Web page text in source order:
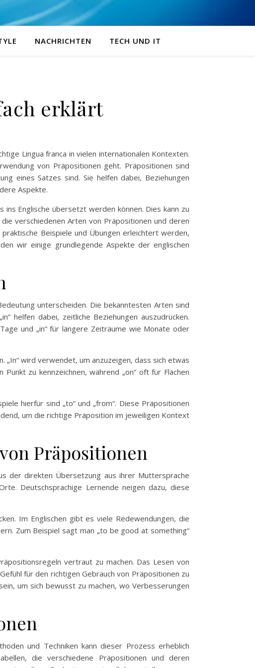
NACHRICHTEN TECH UND IT
erklärt
Lingua franca in vielen internationalen Kontexten.
von Präpositionen geht. Präpositionen sind
eines Satzes sind. Sie helfen dabei, Beziehungen
Aspekte.
Englische übersetzt werden können. Dies kann zu
verschiedenen Arten von Präpositionen und deren
Beispiele und Übungen erleichtert werden,
wir einige grundlegende Aspekte der englischen
unterscheiden. Die bekanntesten Arten sind
helfen dabei, zeitliche Beziehungen auszudrücken.
und „in“ für längere Zeiträume wie Monate oder
„In“ wird verwendet, um anzuzeigen, dass sich etwas
zu kennzeichnen, während „on“ oft für Flächen
hierfür sind „to“ und „from“. Diese Präpositionen
um die richtige Präposition im jeweiligen Kontext
Präpositionen
der direkten Übersetzung aus ihrer Muttersprache
Deutschsprachige Lernende neigen dazu, diese
Im Englischen gibt es viele Redewendungen, die
Zum Beispiel sagt man „to be good at something“
vertraut zu machen. Das Lesen von
für den richtigen Gebrauch von Präpositionen zu
um sich bewusst zu machen, wo Verbesserungen
und Techniken kann dieser Prozess erheblich
die verschiedene Präpositionen und deren